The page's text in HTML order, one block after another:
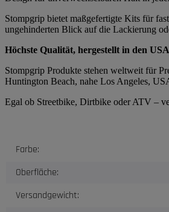
Stompgrip bietet maßgefertigte Kits für
ungehinderten Blick auf die Lackierung
Höchste Qualität, hergestellt in den USA
Stompgrip Produkte stehen weltweit für
Huntington Beach, nahe Los Angeles,
Egal ob Streetbike, Dirtbike oder ATV –
Produkteigenschaft
Wert
Farbe:
Oberfläche:
Versandgewicht: